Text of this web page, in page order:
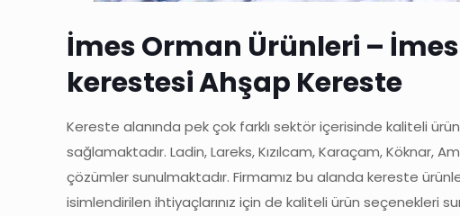
İmes Orman Ürünleri –
kerestesi Ahşap Kereste
Kereste alanında pek çok farklı sektör içerisinde kaliteli
sağlamaktadır. Ladin, Lareks, Kızılcam, Karaçam, Köknar,
çözümler sunulmaktadır. Firmamız bu alanda kereste
isimlendirilen ihtiyaçlarınız için de kaliteli ürün seçenekleri